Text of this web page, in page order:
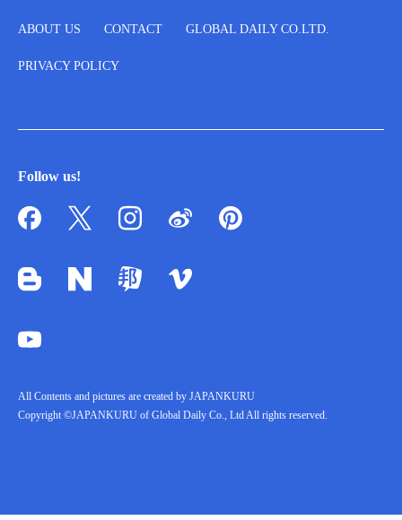
ABOUT US CONTACT GLOBAL DAILY CO.LTD.
PRIVACY POLICY
Follow us!
All Contents and pictures are created by JAPANKURU
Copyright ©JAPANKURU of Global Daily Co., Ltd All rights reserved.